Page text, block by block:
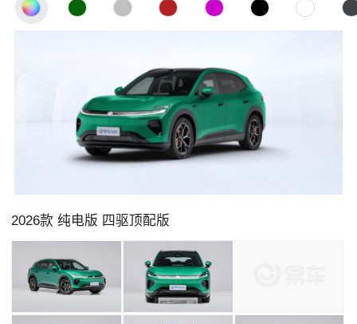
2026款 纯电版 四驱顶配版